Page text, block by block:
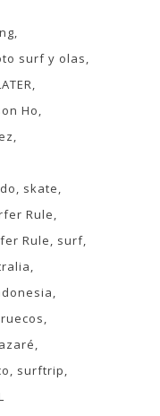
surf y olas
Ho
skate
Rule
Rule
surf
surftrip